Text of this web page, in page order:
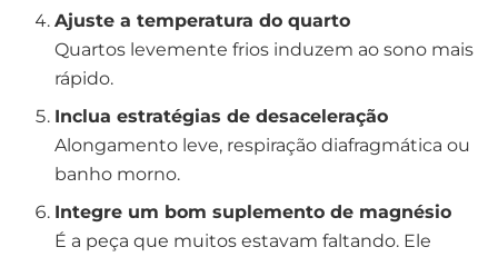
Ajuste a temperatura do quarto
Quartos levemente frios induzem ao sono mais
rápido.
Inclua estratégias de desaceleração
Alongamento leve, respiração diafragmática ou
banho morno.
Integre um bom suplemento de magnésio
É a peça que muitos estavam faltando. Ele